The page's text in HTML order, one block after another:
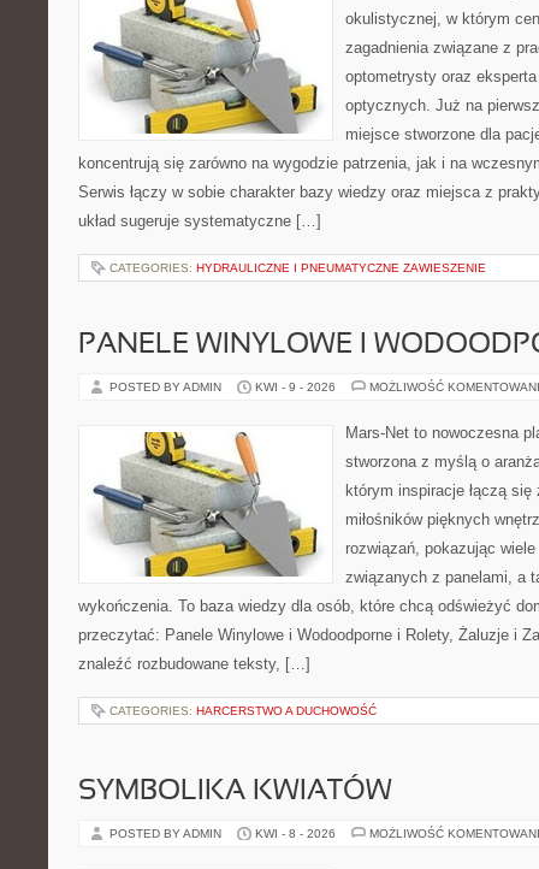
okulistycznej, w którym
zagadnienia związane z
optometrysty oraz
optycznych. Już na
miejsce stworzone dla
koncentrują się zarówno na wygodzie patrzenia, jak i na
Serwis łączy w sobie charakter bazy wiedzy oraz miejsca z
układ sugeruje systematyczne […]
CATEGORIES: HYDRAULICZNE I PNEUMATYCZNE ZAWIESZENIE
PANELE WINYLOWE I
POSTED BY ADMIN KWI - 9 - 2026 MOŻLIWOŚĆ
Mars-Net to nowoczesna
stworzona z myślą o
którym inspiracje łączą
miłośników pięknych
rozwiązań, pokazując
związanych z panelami, a
wykończenia. To baza wiedzy dla osób, które chcą odświeżyć
przeczytać: Panele Winylowe i Wodoodporne i Rolety, Żaluzje i
znaleźć rozbudowane teksty, […]
CATEGORIES: HARCERSTWO A DUCHOWOŚĆ
SYMBOLIKA KWIATÓW
POSTED BY ADMIN KWI - 8 - 2026 MOŻLIWOŚĆ